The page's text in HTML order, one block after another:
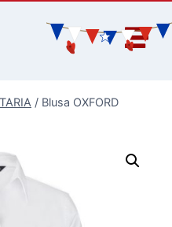
/ Blusa OXFORD